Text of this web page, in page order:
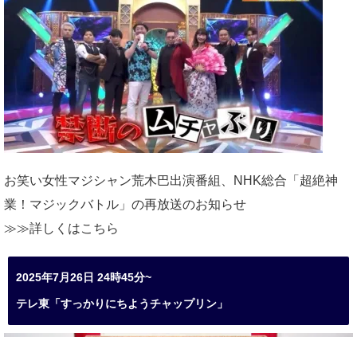
お笑い女性マジシャン荒木巴出演番組、
NHK総合「超絶神
業！マジックバトル」の再放送のお知らせ
≫≫詳しくはこちら
2025年7月26日 24時45分~
テレ東「すっかりにちようチャップリン」